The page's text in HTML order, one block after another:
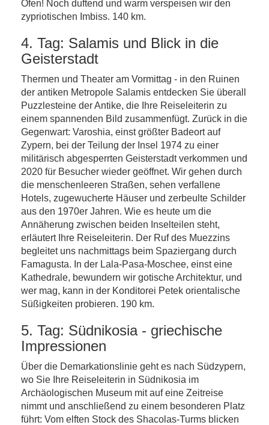
Ofen! Noch duftend und warm verspeisen wir den
zypriotischen Imbiss. 140 km.
4. Tag: Salamis und Blick in die
Geisterstadt
Thermen und Theater am Vormittag - in den Ruinen
der antiken Metropole Salamis entdecken Sie überall
Puzzlesteine der Antike, die Ihre Reiseleiterin zu
einem spannenden Bild zusammenfügt. Zurück in die
Gegenwart: Varoshia, einst größter Badeort auf
Zypern, bei der Teilung der Insel 1974 zu einer
militärisch abgesperrten Geisterstadt verkommen und
2020 für Besucher wieder geöffnet. Wir gehen durch
die menschenleeren Straßen, sehen verfallene
Hotels, zugewucherte Häuser und zerbeulte Schilder
aus den 1970er Jahren. Wie es heute um die
Annäherung zwischen beiden Inselteilen steht,
erläutert Ihre Reiseleiterin. Der Ruf des Muezzins
begleitet uns nachmittags beim Spaziergang durch
Famagusta. In der Lala-Pasa-Moschee, einst eine
Kathedrale, bewundern wir gotische Architektur, und
wer mag, kann in der Konditorei Petek orientalische
Süßigkeiten probieren. 190 km.
5. Tag: Südnikosia - griechische
Impressionen
Über die Demarkationslinie geht es nach Südzypern,
wo Sie Ihre Reiseleiterin in Südnikosia im
Archäologischen Museum mit auf eine Zeitreise
nimmt und anschließend zu einem besonderen Platz
führt: Vom elften Stock des Shacolas-Turms blicken